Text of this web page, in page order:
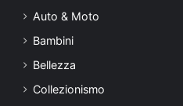
Auto & Moto
Bambini
Bellezza
Collezionismo